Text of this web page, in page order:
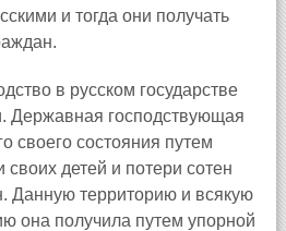
и тогда они получать
в русском государстве
Державная господствующая
своего состояния путем
детей и потери сотен
Данную территорию и всякую
она получила путем упорной